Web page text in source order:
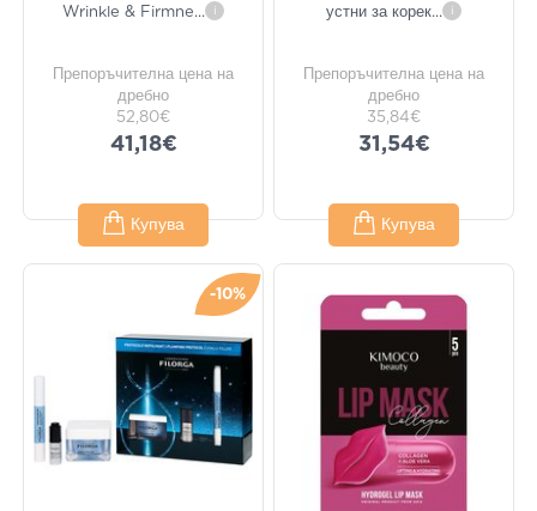
Wrinkle & Firmne... i
Препоръчителна цена на
дребно
52,80€
41,18€
Купува
устни за корек... i
Препоръчителна цена на
дребно
35,84€
31,54€
Купува
-10%